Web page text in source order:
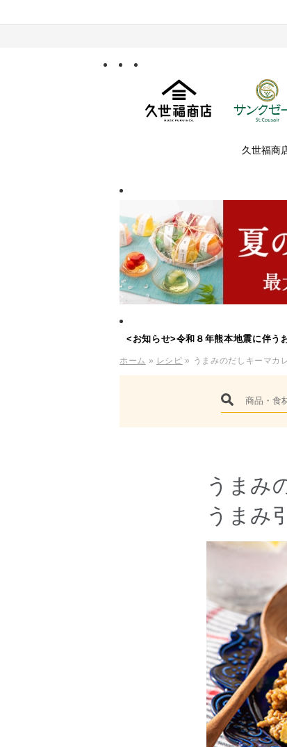
久世福商
<お知らせ>令和８年熊本地震に伴う
ホーム » レシピ » うまみのだしキーマカ
うまみ
うまみ